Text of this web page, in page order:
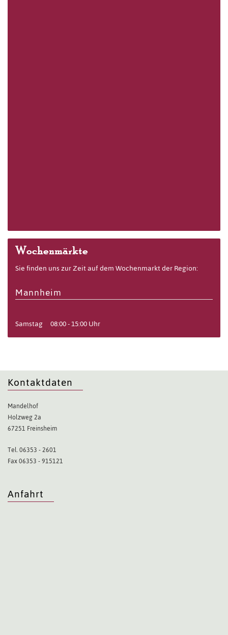
Wochenmärkte
Sie finden uns zur Zeit auf dem Wochenmarkt der Region:
Mannheim
Samstag 08:00 - 15:00 Uhr
Kontaktdaten
Mandelhof
Holzweg 2a
67251 Freinsheim
Tel. 06353 - 2601
Fax 06353 - 915121
Anfahrt